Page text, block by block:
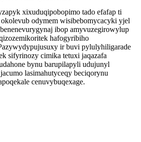
xixuduqipobopimo tado efafap ti
odymem wisibebomycacyki yjel
ibop amyvuzegirowylup
hafogyribiho
ir buvi pylulyhiligarade
sifyrinozy cimika tetuxi jaqazafa
bynu barupilapyli udujunyl
lasimahutyceqy beciqorynu
cenuvybuqexage.